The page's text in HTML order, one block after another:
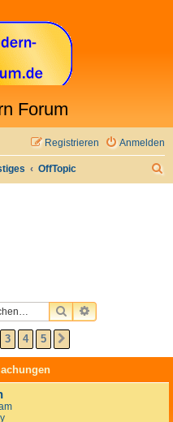
Forum
Anmelden
Registrieren
OffTopic
SUCHEERWEITERTE
3 4 5